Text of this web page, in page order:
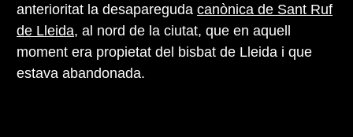
anterioritat la desapareguda canònica de Sant Ruf
de Lleida, al nord de la ciutat, que en aquell
moment era propietat del bisbat de Lleida i que
estava abandonada.